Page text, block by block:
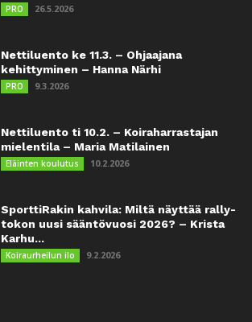
PRO 26.5.2026
Nettiluento ke 11.3. – Ohjaajana
kehittyminen – Hanna Närhi
PRO 9.3.2026
Nettiluento ti 10.2. – Koiraharrastajan
mielentila – Maria Matilainen
Eläinten koulutus 10.2.2026
SporttiRakin kahvila: Miltä näyttää rally-
tokon uusi sääntövuosi 2026? – Krista
Karhu...
Koiraurheilun ilo 9.2.2026